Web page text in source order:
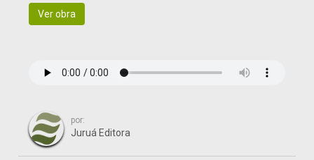
Ver obra
por:
Juruá Editora